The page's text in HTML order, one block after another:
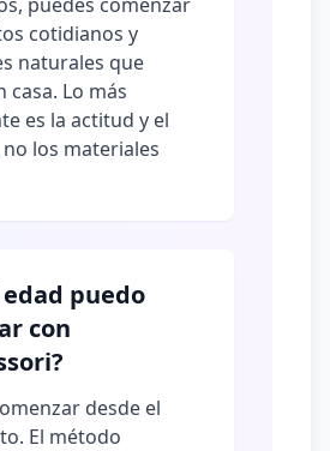
cotidianos y
naturales que
casa. Lo más
es la actitud y el
los materiales
puedo
con
desde el
El método